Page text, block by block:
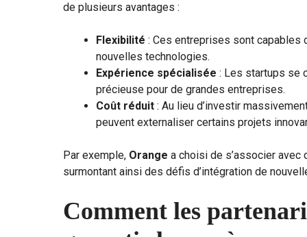
de plusieurs avantages :
Flexibilité : Ces entreprises sont capables
nouvelles technologies.
Expérience spécialisée : Les startups se
précieuse pour de grandes entreprises.
Coût réduit : Au lieu d’investir
peuvent externaliser certains projets
Par exemple, Orange a choisi de s’associer
surmontant ainsi des défis d’intégration de
Comment les